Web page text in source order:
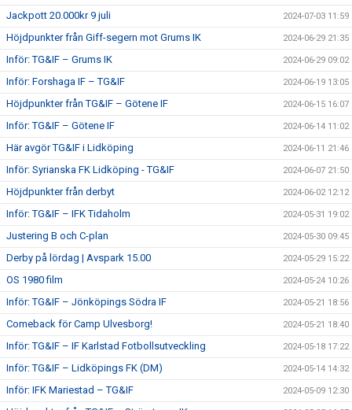
Jackpott 20.000kr 9 juli 2024-07-03 11:59
Höjdpunkter från Giff-segern mot Grums IK 2024-06-29 21:35
Inför: TG&IF – Grums IK 2024-06-29 09:02
Inför: Forshaga IF – TG&IF 2024-06-19 13:05
Höjdpunkter från TG&IF – Götene IF 2024-06-15 16:07
Inför: TG&IF – Götene IF 2024-06-14 11:02
Här avgör TG&IF i Lidköping 2024-06-11 21:46
Inför: Syrianska FK Lidköping - TG&IF 2024-06-07 21:50
Höjdpunkter från derbyt 2024-06-02 12:12
Inför: TG&IF – IFK Tidaholm 2024-05-31 19:02
Justering B och C-plan 2024-05-30 09:45
Derby på lördag | Avspark 15.00 2024-05-29 15:22
OS 1980 film 2024-05-24 10:26
Inför: TG&IF – Jönköpings Södra IF 2024-05-21 18:56
Comeback för Camp Ulvesborg! 2024-05-21 18:40
Inför: TG&IF – IF Karlstad Fotbollsutveckling 2024-05-18 17:22
Inför: TG&IF – Lidköpings FK (DM) 2024-05-14 14:32
Inför: IFK Mariestad – TG&IF 2024-05-09 12:30